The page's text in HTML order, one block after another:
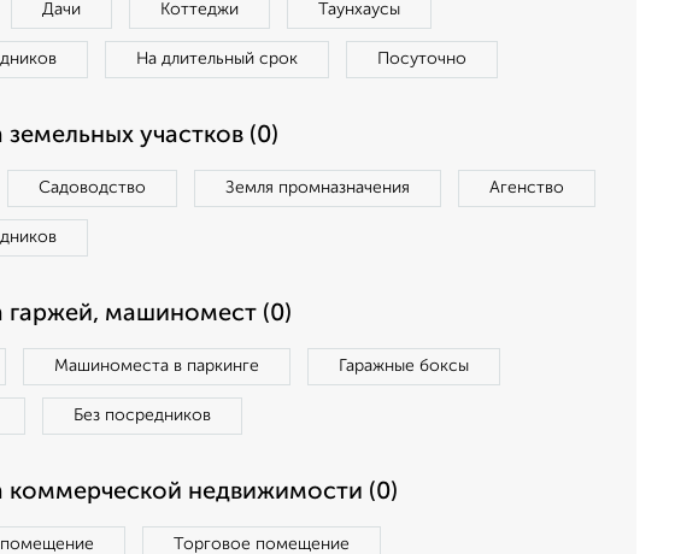
Дачи Коттеджи Таунхаусы
На длительный срок Посуточно
участков (0)
Садоводство Земля промназначения Агенство
гаржей, машиномест (0)
Машиноместа в паркинге Гаражные боксы
Без посредников
коммерческой недвижимости (0)
Торговое помещение